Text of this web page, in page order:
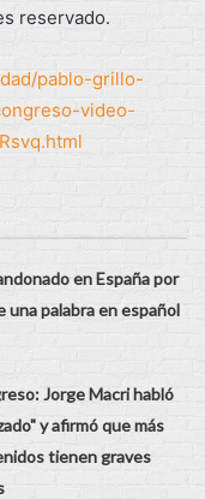
reservado.
pablo-grillo-
video-
en España por
una palabra en español
Jorge Macri habló
y afirmó que más
tienen graves